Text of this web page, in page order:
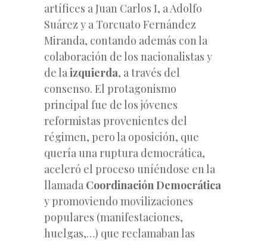
artífices a Juan Carlos I, a Adolfo
Suárez y a Torcuato Fernández
Miranda, contando además con la
colaboración de los nacionalistas y
de laizquierda, a través del
consenso. El protagonismo
principal fue de los jóvenes
reformistas provenientes del
régimen, pero la oposición, que
quería una ruptura democrática,
aceleró el proceso uníéndose en la
llamada Coordinación Democrática
y promoviendo movilizaciones
populares (manifestaciones,
huelgas,…) que reclamaban las